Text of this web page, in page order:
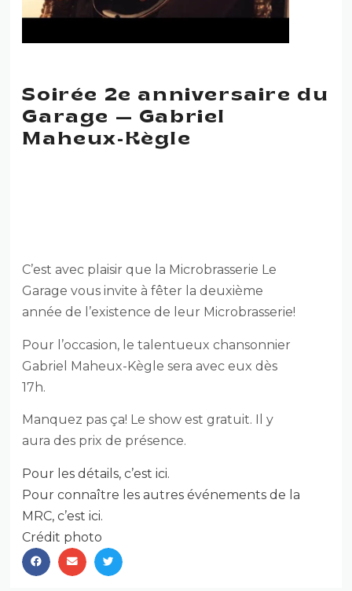
Soirée 2e anniversaire du
Garage — Gabriel
Maheux-Kègle
C’est avec plaisir que la Microbrasserie Le
Garage vous invite à fêter la deuxième
année de l’existence de leur Microbrasserie!
Pour l’occasion, le talentueux chansonnier
Gabriel Maheux-Kègle sera avec eux dès
17h.
Manquez pas ça! Le show est gratuit. Il y
aura des prix de présence.
Pour les détails, c’est ici.
Pour connaître les autres événements de la
MRC, c’est ici.
Crédit photo